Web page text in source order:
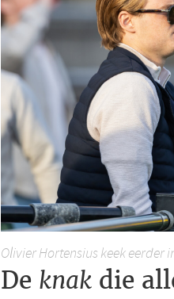
Olivier Hortensius keek eerder
De knak die